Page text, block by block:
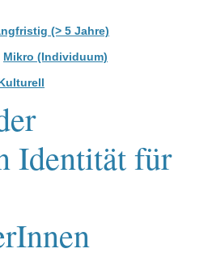
(> 5 Jahre)
Mikro (Individuum)
Identität für